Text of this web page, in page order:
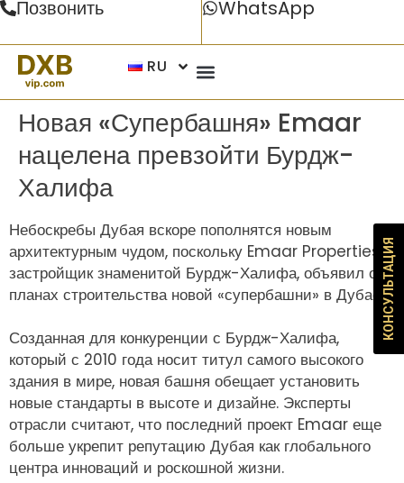
Позвонить WhatsApp
RU
Новая «Супербашня» Emaar
нацелена превзойти Бурдж-
Халифа
Небоскребы Дубая вскоре пополнятся новым
архитектурным чудом, поскольку Emaar Properties,
застройщик знаменитой Бурдж-Халифа, объявил о
планах строительства новой «супербашни» в Дубае.
Созданная для конкуренции с Бурдж-Халифа,
который с 2010 года носит титул самого высокого
здания в мире, новая башня обещает установить
новые стандарты в высоте и дизайне. Эксперты
отрасли считают, что последний проект Emaar еще
больше укрепит репутацию Дубая как глобального
центра инноваций и роскошной жизни.
КОНСУЛЬТАЦИЯ